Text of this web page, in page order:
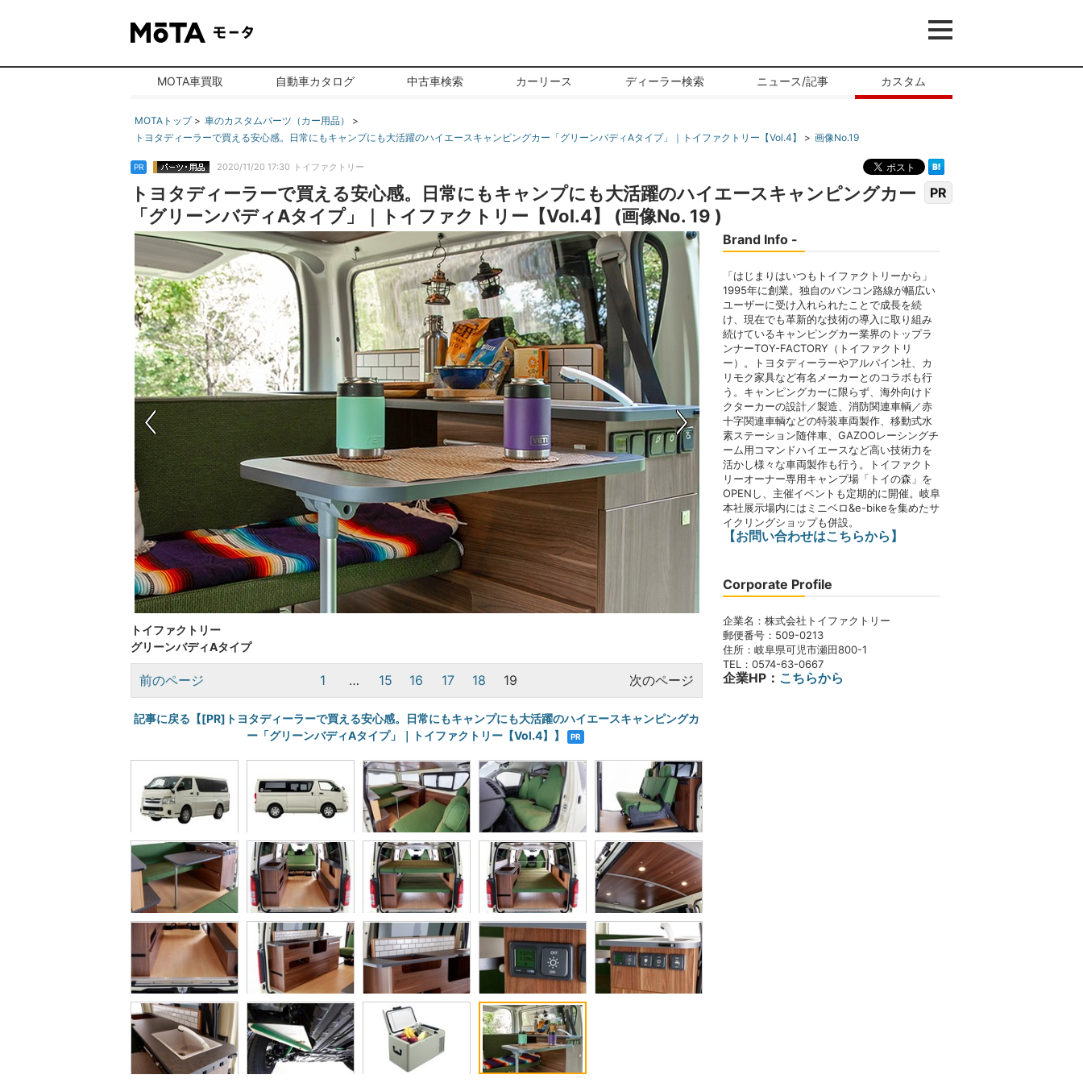
MOTA車買取 自動車カタログ 中古車検索 カーリース ディーラー検索 ニュース/記事 カスタム
MOTAトップ
車のカスタムパーツ（カー用品）
トヨタディーラーで買える安心感。日常にもキャンプにも大活躍のハイエースキャンピングカー「グリーンバディAタイプ」｜トイファクトリー【Vol.4】
画像No.19
PR 2020/11/20 17:30 トイファクトリー
PR
トヨタディーラーで買える安心感。日常にもキャンプにも大活躍のハイエースキャンピングカー
「グリーンバディAタイプ」｜トイファクトリー【Vol.4】 (画像No. 19 )
トイファクトリー
グリーンバディAタイプ
前のページ 1 … 15 16 17 18 19 次のページ
記事に戻る【[PR]トヨタディーラーで買える安心感。日常にもキャンプにも大活躍のハイエースキャンピングカ
ー「グリーンバディAタイプ」｜トイファクトリー【Vol.4】】
PR
Brand Info -
「はじまりはいつもトイファクトリーから」
1995年に創業。独自のバンコン路線が幅広い
ユーザーに受け入れられたことで成長を続
け、現在でも革新的な技術の導入に取り組み
続けているキャンピングカー業界のトップラ
ンナーTOY-FACTORY（トイファクトリ
ー）。トヨタディーラーやアルパイン社、カ
リモク家具など有名メーカーとのコラボも行
う。キャンピングカーに限らず、海外向けド
クターカーの設計／製造、消防関連車輌／赤
十字関連車輌などの特装車両製作、移動式水
素ステーション随伴車、GAZOOレーシングチ
ーム用コマンドハイエースなど高い技術力を
活かし様々な車両製作も行う。トイファクト
リーオーナー専用キャンプ場「トイの森」を
OPENし、主催イベントも定期的に開催。岐阜
本社展示場内にはミニベロ&e-bikeを集めたサ
イクリングショップも併設。
【お問い合わせはこちらから】
Corporate Profile
企業名：株式会社トイファクトリー
郵便番号：509-0213
住所：岐阜県可児市瀬田800-1
TEL：0574-63-0667
企業HP： こちらから